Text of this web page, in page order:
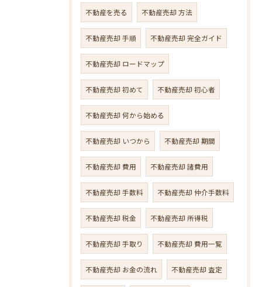
不動産を売る 不動産売却 方法
不動産売却 手順 不動産売却 完全ガイド
不動産売却 ロードマップ
不動産売却 初めて 不動産売却 初心者
不動産売却 何から始める
不動産売却 いつから 不動産売却 期間
不動産売却 費用 不動産売却 諸費用
不動産売却 手数料 不動産売却 仲介手数料
不動産売却 税金 不動産売却 所得税
不動産売却 手取り 不動産売却 費用一覧
不動産売却 お金の流れ 不動産売却 査定